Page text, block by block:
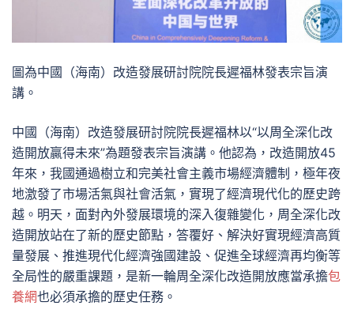
圖為中國（海南）改造發展研討院院長遲福林發表宗旨演
講。
中國（海南）改造發展研討院院長遲福林以“以周全深化改
造開放贏得未來”為題發表宗旨演講。他認為，改造開放45
年來，我國通過樹立和完美社會主義市場經濟體制，極年夜
地激發了市場活氣與社會活氣，實現了經濟現代化的歷史跨
越。明天，面對內外發展環境的深入復雜變化，周全深化改
造開放站在了新的歷史節點，答覆好、解決好實現經濟高質
量發展、推進現代化經濟強國建設、促進全球經濟再均衡等
全局性的嚴重課題，是新一輪周全深化改造開放應當承擔包
養網也必須承擔的歷史任務。